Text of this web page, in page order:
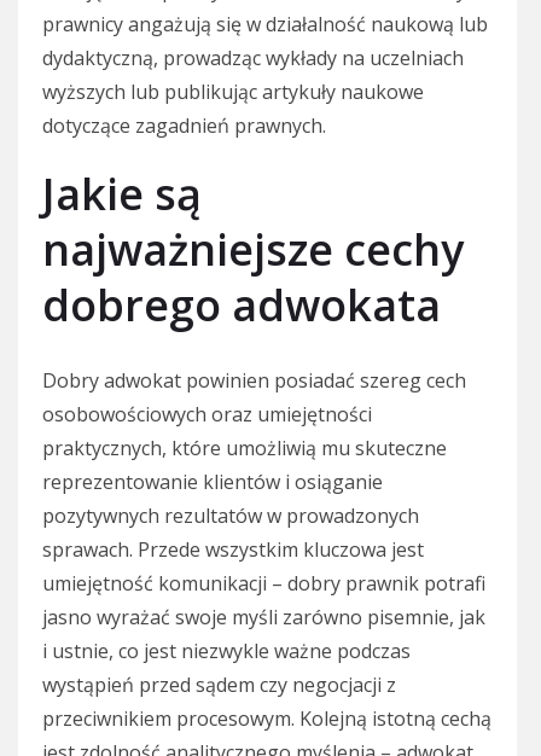
prawnicy angażują się w działalność naukową lub
dydaktyczną, prowadząc wykłady na uczelniach
wyższych lub publikując artykuły naukowe
dotyczące zagadnień prawnych.
Jakie są
najważniejsze cechy
dobrego adwokata
Dobry adwokat powinien posiadać szereg cech
osobowościowych oraz umiejętności
praktycznych, które umożliwią mu skuteczne
reprezentowanie klientów i osiąganie
pozytywnych rezultatów w prowadzonych
sprawach. Przede wszystkim kluczowa jest
umiejętność komunikacji – dobry prawnik potrafi
jasno wyrażać swoje myśli zarówno pisemnie, jak
i ustnie, co jest niezwykle ważne podczas
wystąpień przed sądem czy negocjacji z
przeciwnikiem procesowym. Kolejną istotną cechą